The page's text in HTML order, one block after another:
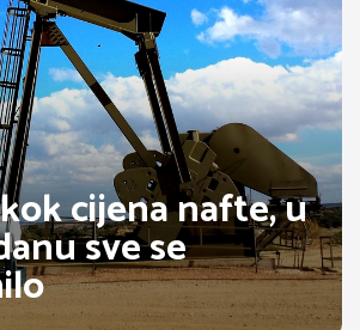
cijena nafte, u
sve se